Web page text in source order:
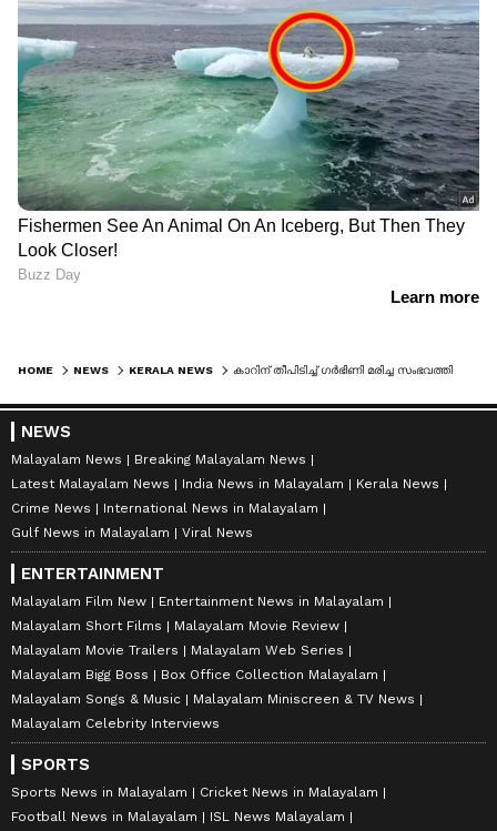
HOME NEWS KERALA NEWS
NEWS
Malayalam News
Breaking Malayalam News
Latest Malayalam News
India News in Malayalam
Kerala News
Crime News
International News in Malayalam
Gulf News in Malayalam
Viral News
ENTERTAINMENT
Malayalam Film New
Entertainment News in Malayalam
Malayalam Short Films
Malayalam Movie Review
Malayalam Movie Trailers
Malayalam Web Series
Malayalam Bigg Boss
Box Office Collection Malayalam
Malayalam Songs & Music
Malayalam Miniscreen & TV News
Malayalam Celebrity Interviews
SPORTS
Sports News in Malayalam
Cricket News in Malayalam
Football News in Malayalam
ISL News Malayalam